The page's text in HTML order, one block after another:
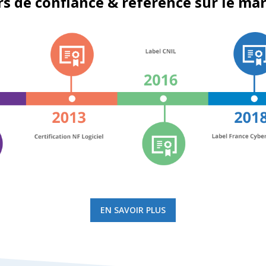
EN SAVOIR PLUS